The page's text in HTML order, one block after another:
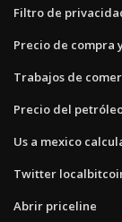
Filtro de
Precio de compra
Trabajos de
Precio del
Us a mexico
Twitter
Abrir priceline